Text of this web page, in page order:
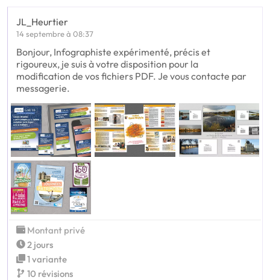
JL_Heurtier
14 septembre à 08:37
Bonjour, Infographiste expérimenté, précis et
rigoureux, je suis à votre disposition pour la
modification de vos fichiers PDF. Je vous contacte par
messagerie.
Montant privé
2 jours
1 variante
10 révisions